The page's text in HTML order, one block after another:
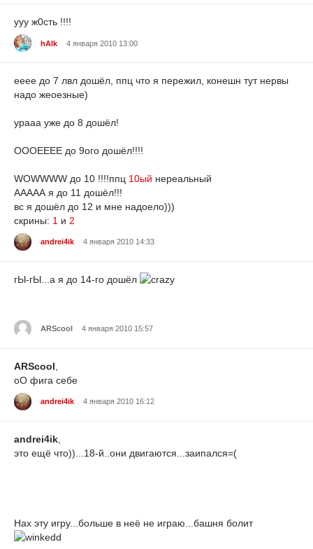
ууу ж0сть !!!!
hAlk 4 января 2010 13:00
ееее до 7 лвл дошёл, ппц что я пережил, конешн тут нервы
надо жеоезные)
урааа уже до 8 дошёл!
ОООЕЕЕЕ до 9ого дошёл!!!!
WOWWWW до 10 !!!!ппц 10ый нереальный
ААААА я до 11 дошёл!!!
вс я дошёл до 12 и мне надоело)))
скрины: 1 и 2
andrei4ik 4 января 2010 14:33
гЫ-гЫ...а я до 14-го дошёл
ARScool 4 января 2010 15:57
ARScool
оО фига себе
andrei4ik 4 января 2010 16:12
andrei4ik
это ещё что))...18-й..они двигаются...заипался=(
Нах эту игру...больше в неё не играю...башня болит